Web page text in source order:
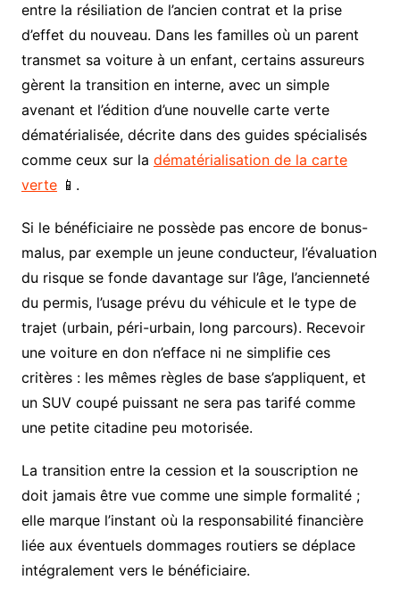
entre la résiliation de l’ancien contrat et la prise
d’effet du nouveau. Dans les familles où un parent
transmet sa voiture à un enfant, certains assureurs
gèrent la transition en interne, avec un simple
avenant et l’édition d’une nouvelle carte verte
dématérialisée, décrite dans des guides spécialisés
comme ceux sur la dématérialisation de la carte
verte📱.
Si le bénéficiaire ne possède pas encore de bonus-
malus, par exemple un jeune conducteur, l’évaluation
du risque se fonde davantage sur l’âge, l’ancienneté
du permis, l’usage prévu du véhicule et le type de
trajet (urbain, péri-urbain, long parcours). Recevoir
une voiture en don n’efface ni ne simplifie ces
critères : les mêmes règles de base s’appliquent, et
un SUV coupé puissant ne sera pas tarifé comme
une petite citadine peu motorisée.
La transition entre la cession et la souscription ne
doit jamais être vue comme une simple formalité ;
elle marque l’instant où la responsabilité financière
liée aux éventuels dommages routiers se déplace
intégralement vers le bénéficiaire.